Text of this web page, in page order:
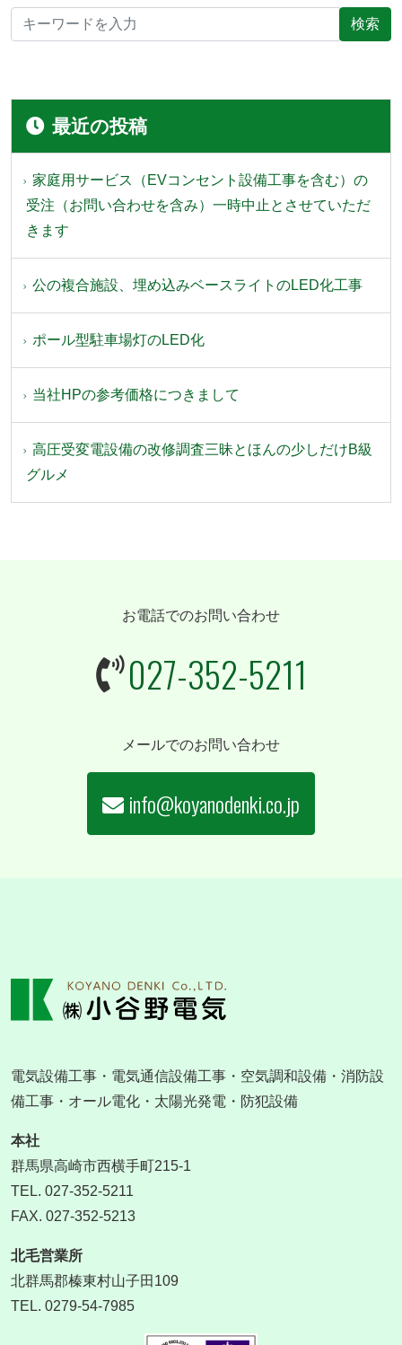
最近の投稿
家庭用サービス（EVコンセント設備工事を含む）の
受注（お問い合わせを含み）一時中止とさせていただ
きます
公の複合施設、埋め込みベースライトのLED化工事
ポール型駐車場灯のLED化
当社HPの参考価格につきまして
高圧受変電設備の改修調査三昧とほんの少しだけB級
グルメ
お電話でのお問い合わせ
027-352-5211
メールでのお問い合わせ
info@koyanodenki.co.jp
電気設備工事・電気通信設備工事・空気調和設備・消防設
備工事・オール電化・太陽光発電・防犯設備
本社
群馬県高崎市西横手町215-1
TEL. 027-352-5211
FAX. 027-352-5213
北毛営業所
北群馬郡榛東村山子田109
TEL. 0279-54-7985